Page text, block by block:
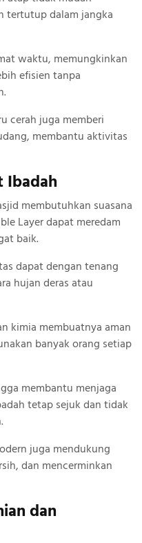
tertutup dalam jangka
waktu, memungkinkan
efisien tanpa
cerah juga memberi
membantu aktivitas
Ibadah
membutuhkan suasana
Layer dapat meredam
baik.
dapat dengan tenang
hujan deras atau
kimia membuatnya aman
banyak orang setiap
membantu menjaga
tetap sejuk dan tidak
juga mendukung
dan mencerminkan
dan